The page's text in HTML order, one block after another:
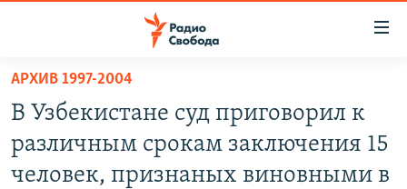
упрощенного
доступа
основному
ПРОГРАММЫ
АВТОРСКИЕ ПРОЕКТЫ
АРХИВ 1997-2004
В Узбекистане суд приговорил к
различным срокам заключения 15
человек, признаных виновными в